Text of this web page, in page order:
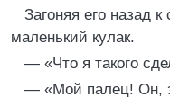
Загоняя его назад
маленький кулак.
— «Что я такого
— «Мой палец! Он,